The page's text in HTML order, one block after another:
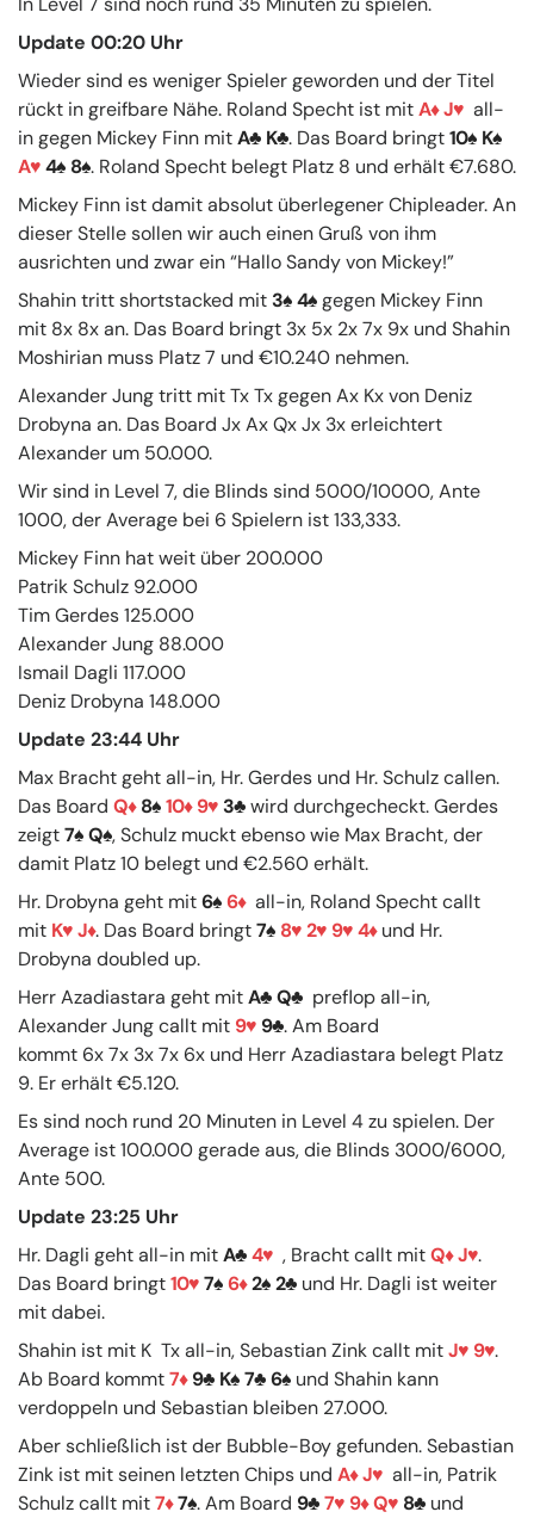
Update 00:20 Uhr
Wieder sind es weniger Spieler geworden und der Titel
rückt in greifbare Nähe. Roland Specht ist mitA J
all-
in gegen Mickey Finn mitA K . Das Board bringt10
K
A
4 8 . Roland Specht belegt Platz 8 und erhält €7.680.
Mickey Finn ist damit absolut überlegener Chipleader. An
dieser Stelle sollen wir auch einen Gruß von ihm
ausrichten und zwar ein “Hallo Sandy von Mickey!”
Shahin tritt shortstacked mit 3 4 gegen Mickey Finn
mit 8x 8x an. Das Board bringt 3x 5x 2x 7x 9x und Shahin
Moshirian muss Platz 7 und €10.240 nehmen.
Alexander Jung tritt mit Tx Tx gegen Ax Kx von Deniz
Drobyna an. Das Board Jx Ax Qx Jx 3x erleichtert
Alexander um 50.000.
Wir sind in Level 7, die Blinds sind 5000/10000, Ante
1000, der Average bei 6 Spielern ist 133,333.
Mickey Finn hat weit über 200.000
Patrik Schulz 92.000
Tim Gerdes 125.000
Alexander Jung 88.000
Ismail Dagli 117.000
Deniz Drobyna 148.000
Update 23:44 Uhr
Max Bracht geht all-in, Hr. Gerdes und Hr. Schulz callen.
Das Board Q 8 10 9 3
wird durchgecheckt. Gerdes
zeigt7 Q , Schulz muckt ebenso wie Max Bracht, der
damit Platz 10 belegt und €2.560 erhält.
Hr. Drobyna geht mit6 6 all-in, Roland Specht callt
mit K J . Das Board bringt7 8 2 9 4 und Hr.
Drobyna doubled up.
Herr Azadiastara geht mitA Q
preflop all-in,
Alexander Jung callt mit 9 9 . Am Board
kommt 6x 7x 3x 7x 6x und Herr Azadiastara belegt Platz
9. Er erhält €5.120.
Es sind noch rund 20 Minuten in Level 4 zu spielen. Der
Average ist 100.000 gerade aus, die Blinds 3000/6000,
Ante 500.
Update 23:25 Uhr
Hr. Dagli geht all-in mitA 4 , Bracht callt mitQ J .
Das Board bringt10 7 6 2 2
und Hr. Dagli ist weiter
mit dabei.
Shahin ist mit K Tx all-in, Sebastian Zink callt mitJ 9 .
Ab Board kommt7 9 K 7 6
und Shahin kann
verdoppeln und Sebastian bleiben 27.000.
Aber schließlich ist der Bubble-Boy gefunden. Sebastian
Zink ist mit seinen letzten Chips und A J
all-in, Patrik
Schulz callt mit7 7 . Am Board 9 7 9 Q 8
und